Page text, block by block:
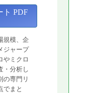
ト PDF
規模、企
ジャープ
やミクロ
・分析し
の専門リ
でまと